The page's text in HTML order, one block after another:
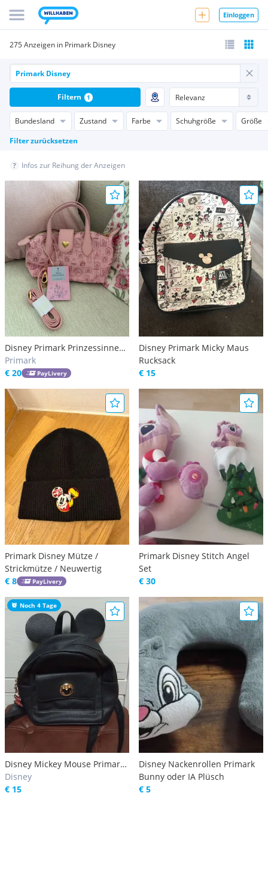
Einloggen
275 Anzeigen in Primark Disney
Bundesland Zustand Farbe Schuhgröße
Größe
Filter zurücksetzen
Filtern 1
Infos zur Reihung der Anzeigen
Disney Primark Prinzessinnen
Tasche
Primark
€ 20
PayLivery
Disney Primark Micky Maus
Rucksack
€ 15
Primark Disney Mütze /
Strickmütze / Neuwertig
€ 8
PayLivery
Primark Disney Stitch Angel
Set
€ 30
Noch 4 Tage
Disney Mickey Mouse Primark
Rucksack
Disney
€ 15
Disney Nackenrollen Primark
Bunny oder IA Plüsch
€ 5